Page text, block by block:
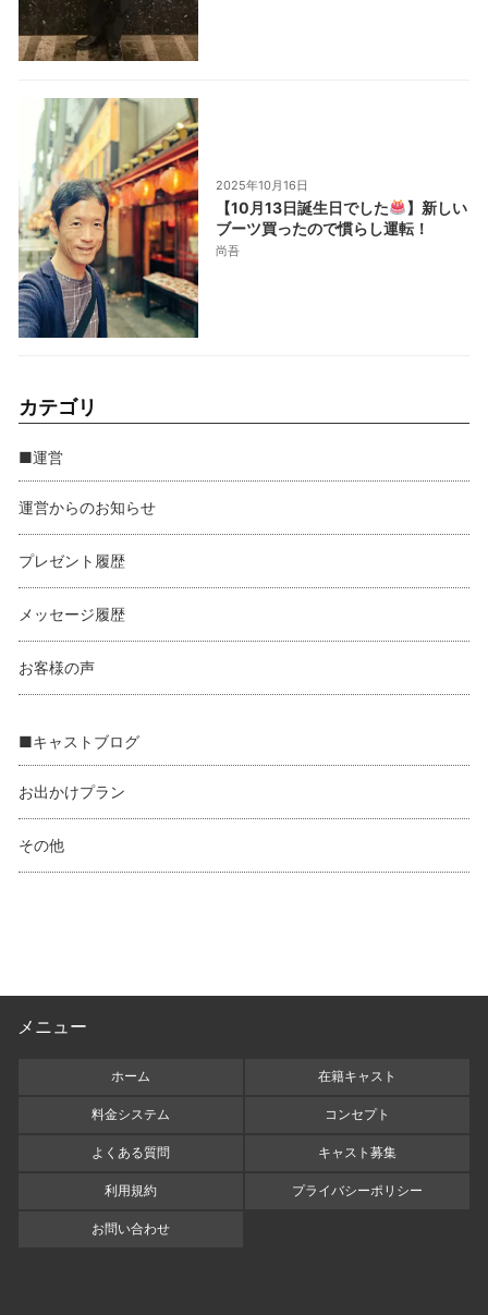
2025年10月16日
【10月13日誕生日でした
】新しい
ブーツ買ったので慣らし運転！
尚吾
カテゴリ
■運営
運営からのお知らせ
プレゼント履歴
メッセージ履歴
お客様の声
■キャストブログ
お出かけプラン
その他
メニュー
ホーム 在籍キャスト
料金システム コンセプト
よくある質問 キャスト募集
利用規約 プライバシーポリシー
お問い合わせ